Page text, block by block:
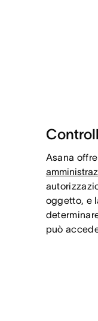
Asana offre
oggetto, e
può